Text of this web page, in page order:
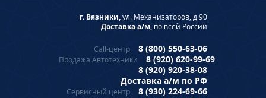
г. Вязники,ул. Механизаторов, д 90
Доставка а/м, по всей России
Call-центр 8 (800) 550-63-06
Продажа Автотехники
8 (920) 620-99-69
8 (920) 920-38-08
Доставка а/м по РФ
Сервисный центр 8 (930) 224-69-66